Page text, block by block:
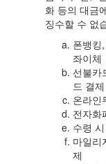
화 등의 대금
징수할 수 없
폰뱅킹
좌이체
선불카
드 결제
온라인
전자화
수령
마일리
제